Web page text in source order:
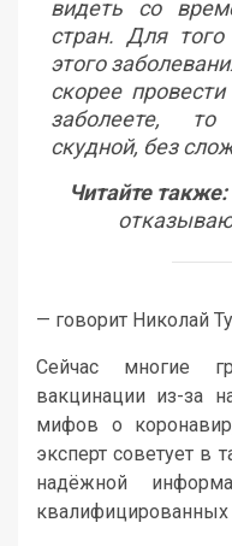
видеть со
стран. Для
этого
скорее
заболеете,
скудной, без
Читайте также:
— говорит Николай
Сейчас многие
вакцинации из-за
мифов о
эксперт советует в
надёжной
квалифицированных